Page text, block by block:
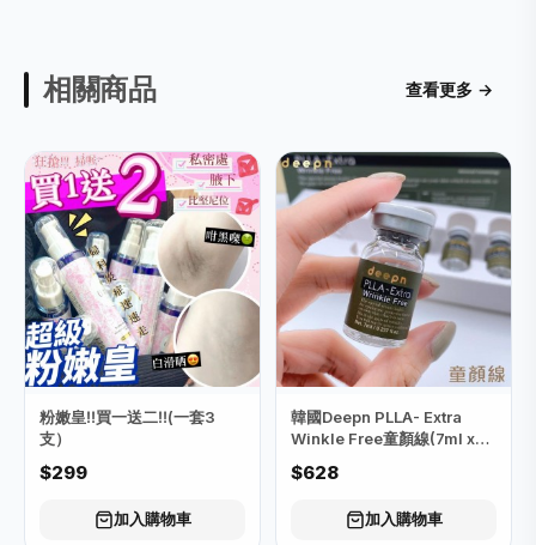
相關商品 查看更多 →
粉嫩皇‼️買一送二‼️(⼀套3
支）
$299
加入購物車
韓國Deepn PLLA- Extra
Winkle Free童顏線(7ml x4
支）
$628
加入購物車